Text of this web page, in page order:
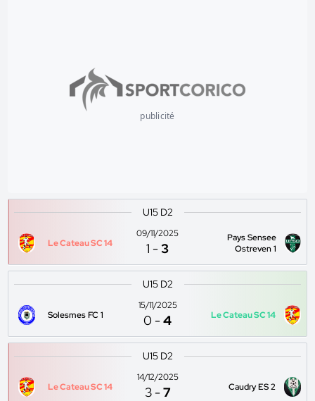
publicité
U15 D2
Le Cateau SC 14
09/11/2025
1 -3
Pays Sensee
Ostreven 1
U15 D2
Solesmes FC 1
15/11/2025
0 -4 Le Cateau SC 14
U15 D2
Le Cateau SC 14
14/12/2025
3 -7 Caudry ES 2